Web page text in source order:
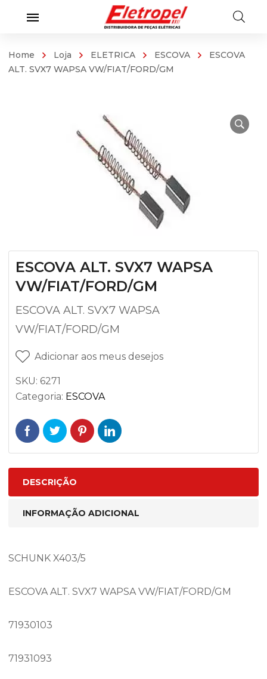
Home Loja ELETRICA ESCOVA
ESCOVA
ALT. SVX7 WAPSA VW/FIAT/FORD/GM
ESCOVA ALT. SVX7 WAPSA
VW/FIAT/FORD/GM
ESCOVA ALT. SVX7 WAPSA
VW/FIAT/FORD/GM
Adicionar aos meus desejos
SKU: 6271
Categoria: ESCOVA
DESCRIÇÃO
INFORMAÇÃO ADICIONAL
SCHUNK X403/5
ESCOVA ALT. SVX7 WAPSA VW/FIAT/FORD/GM
71930103
71931093